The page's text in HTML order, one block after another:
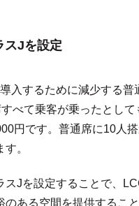
スJを設定
入するために減少する普
べて乗客が乗ったとして
円です。普通席に10人
。
スJを設定することで、
のある空間を提供するこ